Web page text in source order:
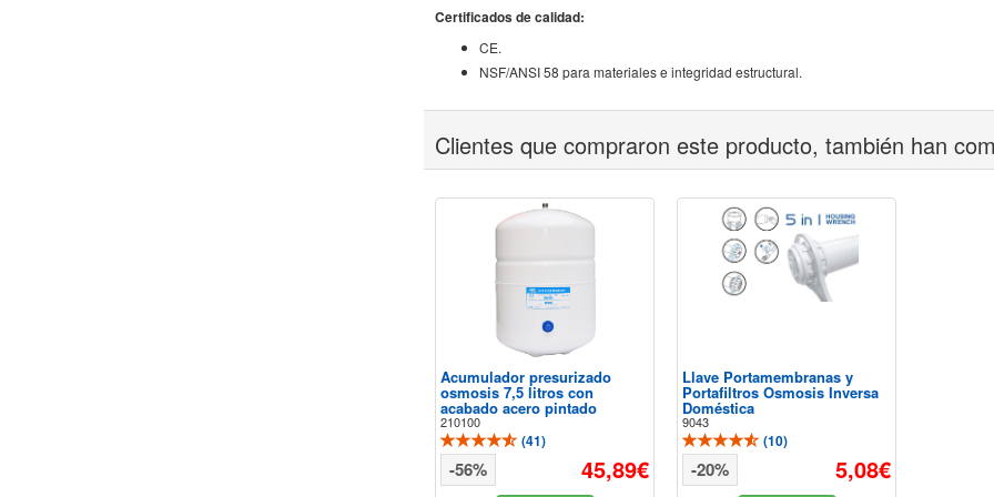
Certificados de calidad:
CE.
NSF/ANSI 58 para materiales e integridad estructural.
Clientes que compraron este producto, también han
Acumulador presurizado
osmosis 7,5 litros con
acabado acero pintado
210100
(41)
45,89€
-56%
Llave Portamembranas y
Portafiltros Osmosis Inversa
Doméstica
9043
(10)
5,08€
-20%